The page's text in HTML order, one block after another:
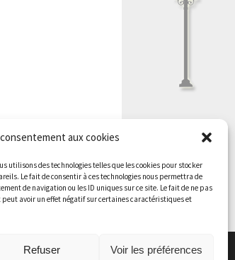
aux cookies
utilisons des technologies telles que les cookies pour stocker
Le fait de consentir à ces technologies nous permettra de
de navigation ou les ID uniques sur ce site. Le fait de ne pas
avoir un effet négatif sur certaines caractéristiques et
Refuser Voir les préférences